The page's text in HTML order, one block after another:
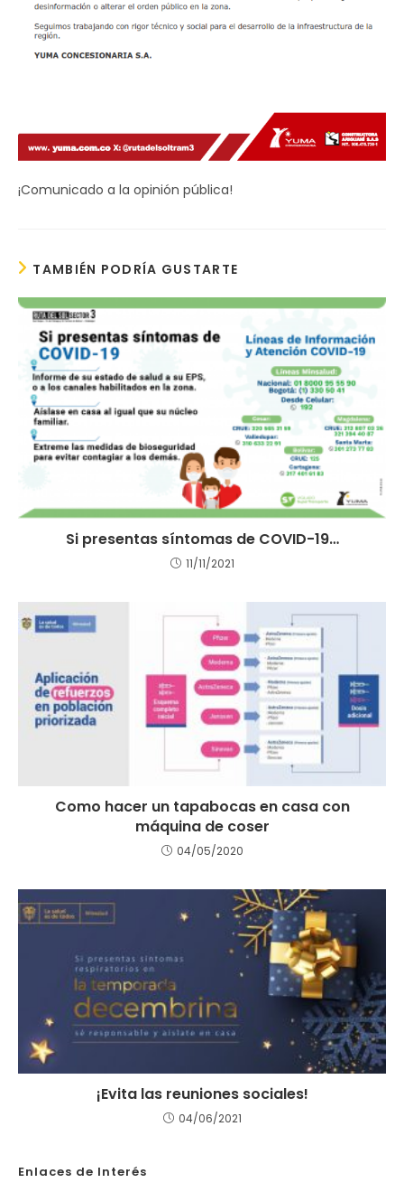
¡Comunicado a la opinión pública!
TAMBIÉN PODRÍA GUSTARTE
Si presentas síntomas de COVID-19…
11/11/2021
Como hacer un tapabocas en casa con
máquina de coser
04/05/2020
¡Evita las reuniones sociales!
04/06/2021
Enlaces de Interés